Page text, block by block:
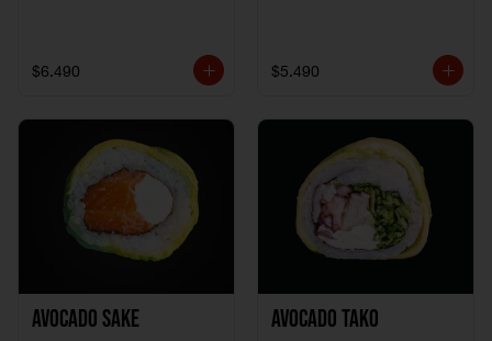
$6.490 $5.490
Avocado Sake Avocado Tako